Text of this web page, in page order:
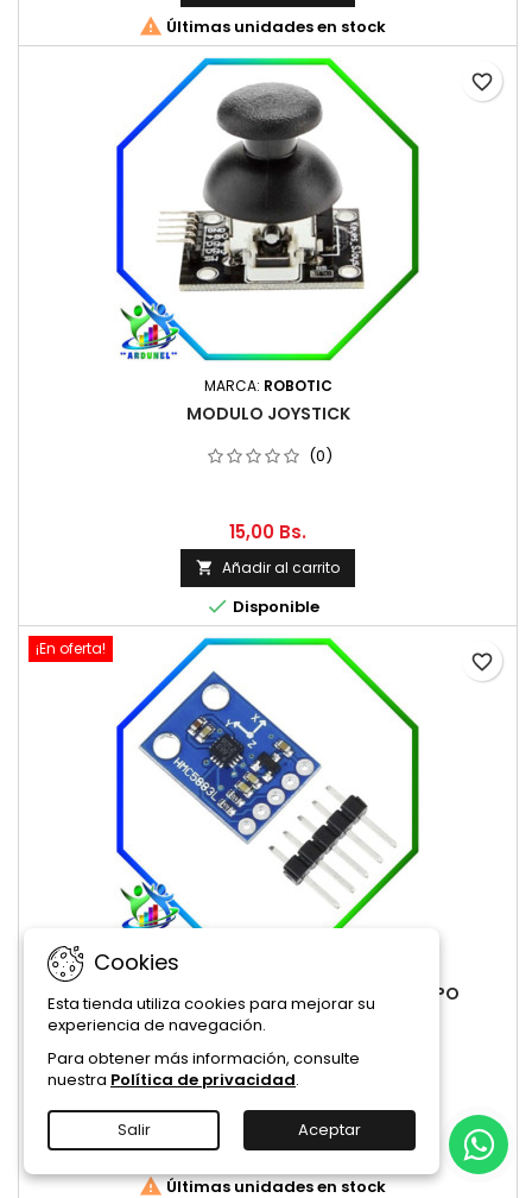
 Últimas unidades en stock
MARCA: ROBOTIC
MODULO JOYSTICK
(0)
15,00 Bs.
 Añadir al carrito
 Disponible
favorite_border
¡En oferta!
MODULO BRÚJULA GY-271 HMC5883L CAMPO
MAGNÉTICO DB5883
36,00 Bs.
 Añadir al carrito
Últimas unidades en stock
favorite_border
Cookies
Esta tienda utiliza cookies para mejorar su
experiencia de navegación.
Para obtener más información, consulte
nuestra Política de privacidad.
Salir Aceptar